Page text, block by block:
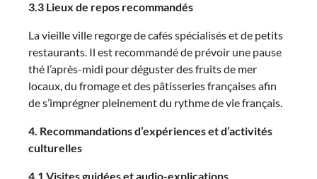
3.3 Lieux de repos recommandés
La vieille ville regorge de cafés spécialisés et de petits
restaurants. Il est recommandé de prévoir une pause
thé l’après-midi pour déguster des fruits de mer
locaux, du fromage et des pâtisseries françaises afin
de s’imprégner pleinement du rythme de vie français.
4. Recommandations d’expériences et d’activités
culturelles
4.1 Visites guidées et audio-explications